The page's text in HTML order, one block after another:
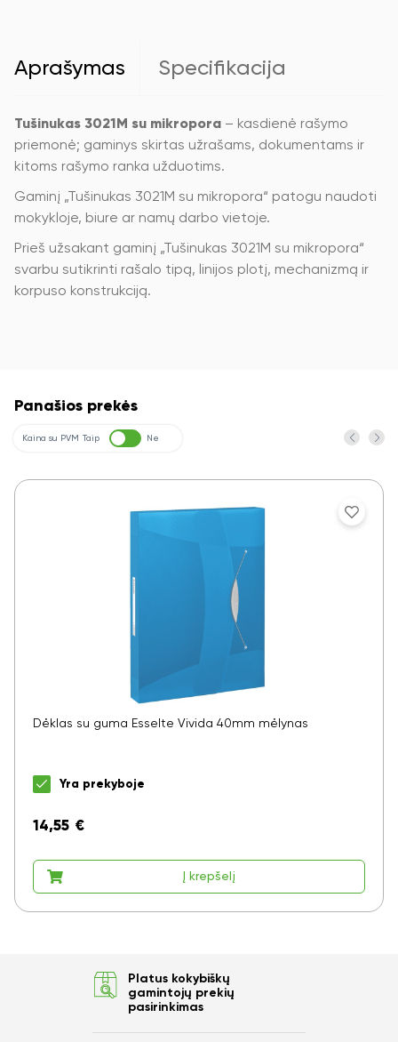
Aprašymas Specifikacija
Tušinukas 3021M su mikropora – kasdienė rašymo
priemonė; gaminys skirtas užrašams, dokumentams ir
kitoms rašymo ranka užduotims.
Gaminį „Tušinukas 3021M su mikropora“ patogu naudoti
mokykloje, biure ar namų darbo vietoje.
Prieš užsakant gaminį „Tušinukas 3021M su mikropora“
svarbu sutikrinti rašalo tipą, linijos plotį, mechanizmą ir
korpuso konstrukciją.
Panašios prekės
Kaina su PVM Taip Ne
Dėklas su guma Esselte Vivida 40mm mėlynas
Yra prekyboje
14,55 €
Į krepšelį
Platus kokybiškų
gamintojų prekių
pasirinkimas